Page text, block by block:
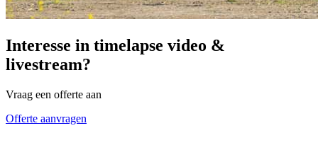
Interesse in timelapse video &
livestream?
Vraag een offerte aan
Offerte aanvragen